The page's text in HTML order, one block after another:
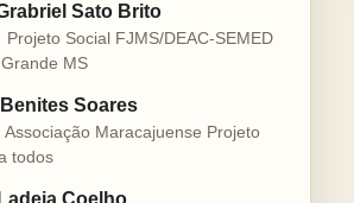
Sato Brito
Projeto Social FJMS/DEAC-SEMED
MS
Soares
Associação Maracajuense Projeto
todos
Coelho